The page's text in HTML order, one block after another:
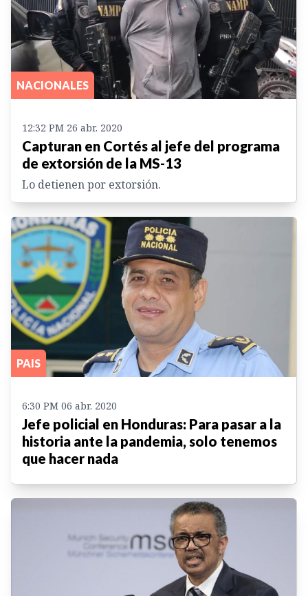
NACIONALES
12:32 PM 26 abr. 2020
Capturan en Cortés al jefe del programa
de extorsión de la MS-13
Lo detienen por extorsión.
PAIS
6:30 PM 06 abr. 2020
Jefe policial en Honduras: Para pasar a la
historia ante la pandemia, solo tenemos
que hacer nada